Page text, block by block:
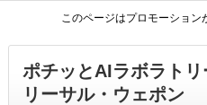
このページはプロモーション
ポチッとAIラボラト
リーサル・ウェポン